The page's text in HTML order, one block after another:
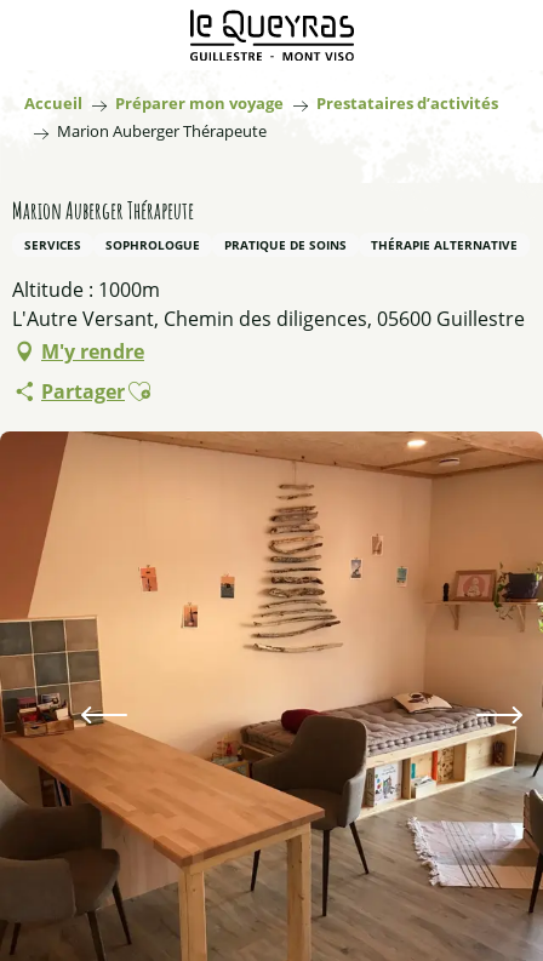
principal
Accueil Préparer mon voyage
Prestataires d’activités
Marion Auberger Thérapeute
Marion Auberger Thérapeute
SERVICES SOPHROLOGUE PRATIQUE DE SOINS THÉRAPIE ALTERNATIVE
Altitude : 1000m
L'Autre Versant, Chemin des diligences, 05600 Guillestre
M'y rendre
PartagerAjouter aux favoris